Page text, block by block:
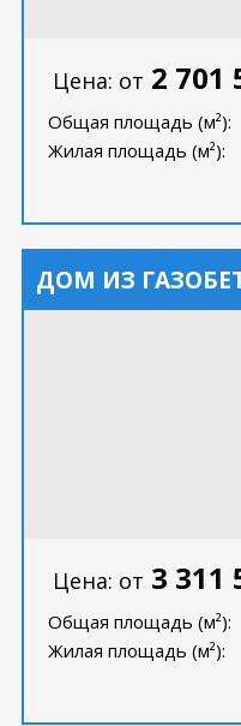
Цена: от 2 701
Общая площадь (м²):
Жилая площадь (м²):
ДОМ ИЗ
Цена: от 3 311
Общая площадь (м²):
Жилая площадь (м²):